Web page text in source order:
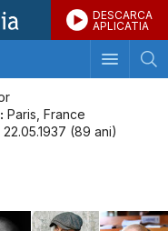
DESCARCA
APLICATIA
Paris, France
22.05.1937 (89 ani)